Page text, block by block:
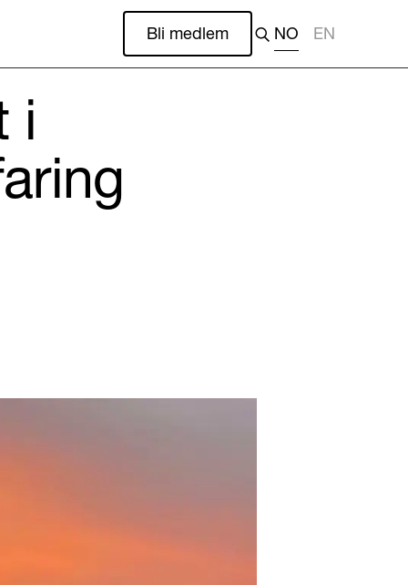
Bli medlem NO EN
i